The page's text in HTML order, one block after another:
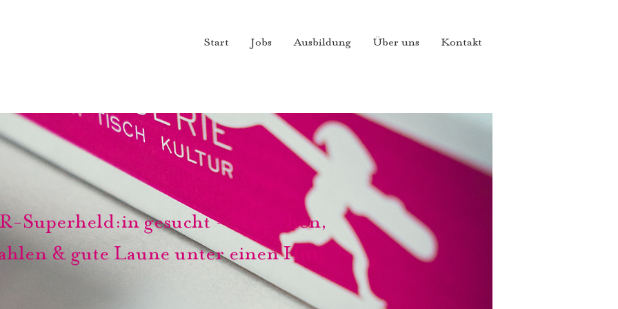
Start Jobs Ausbildung Über uns Kontakt
Superheld:in gesucht - Menschen,
& gute Laune unter einen Hut!